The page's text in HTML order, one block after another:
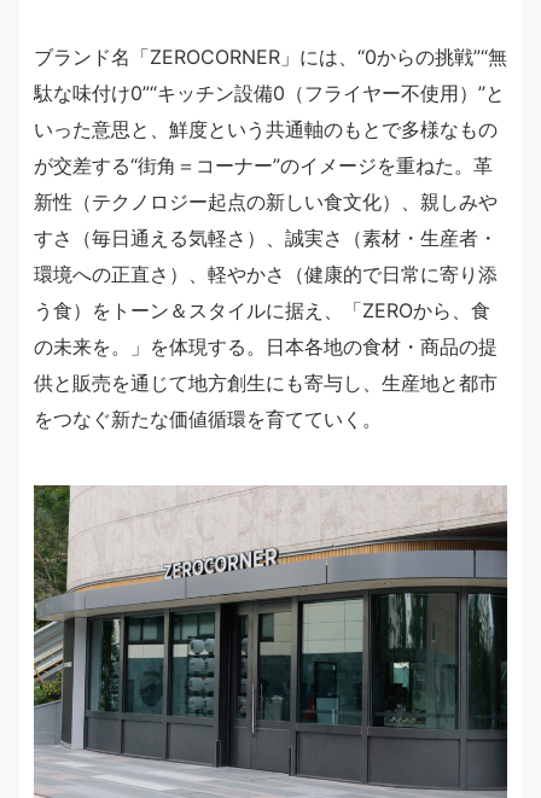
ブランド名「ZEROCORNER」には、“0からの挑戦”“無
駄な味付け0”“キッチン設備0（フライヤー不使用）”と
いった意思と、鮮度という共通軸のもとで多様なもの
が交差する“街角＝コーナー”のイメージを重ねた。革
新性（テクノロジー起点の新しい食文化）、親しみや
すさ（毎日通える気軽さ）、誠実さ（素材・生産者・
環境への正直さ）、軽やかさ（健康的で日常に寄り添
う食）をトーン＆スタイルに据え、「ZEROから、食
の未来を。」を体現する。日本各地の食材・商品の提
供と販売を通じて地方創生にも寄与し、生産地と都市
をつなぐ新たな価値循環を育てていく。